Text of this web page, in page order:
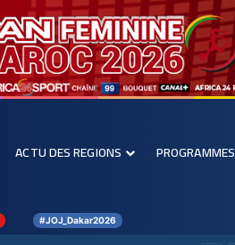
ACTU DES REGIONS PROGRAMMES
#JOJ_Dakar2026